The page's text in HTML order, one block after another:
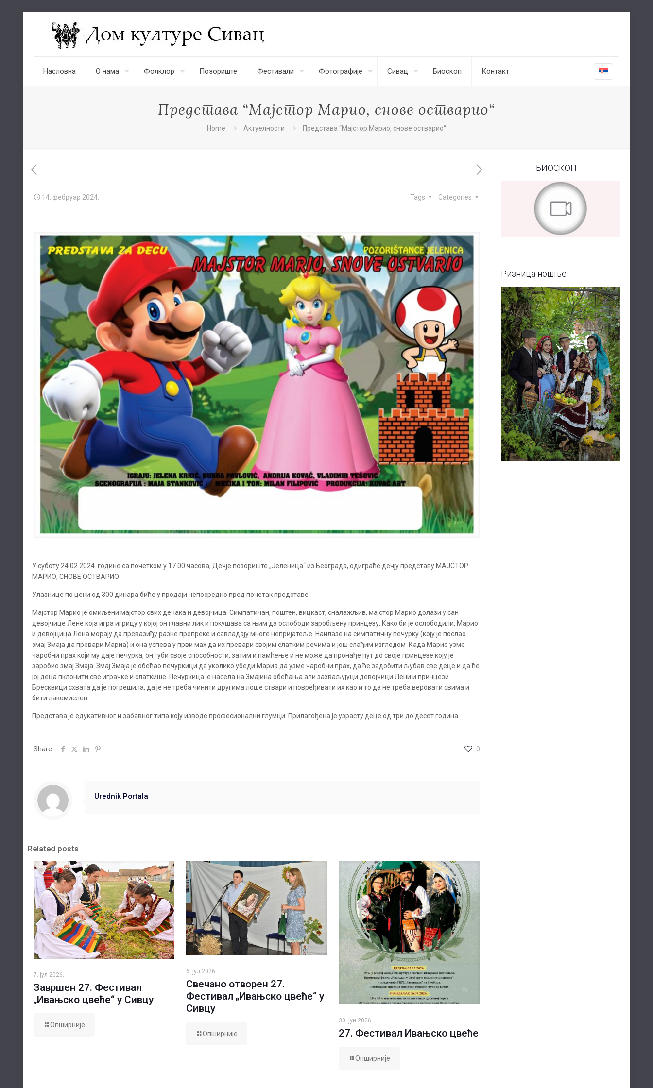
Насловна О нама Фолклор Позориште Фестивали Фотографије Сивац Биоскоп Контакт
Представа “Мајстор Марио, снове остварио“
Home Актуелности Представа “Мајстор Марио, снове остварио“
14. фебруар 2024. Categories
Tags
У суботу 24.02.2024. године са почетком у 17.00 часова, Дечје позориште „Јеленица“ из Београда, одиграће дечју представу МАЈСТОР
МАРИО, СНОВЕ ОСТВАРИО.
Улазнице по цени од 300 динара биће у продаји непосредно пред почетак представе.
Мајстор Марио је омиљени мајстор свих дечака и девојчица. Симпатичан, поштен, вицкаст, сналажљив, мајстор Марио долази у сан
девојчице Лене која игра игрицу у којој он главни лик и покушава са њим да ослободи заробљену принцезу. Како би је ослободили, Марио
и девојцица Лена морају да превазиђу разне препреке и савладају многе непријатеље. Наилазе на симпатичну печурку (коју је послао
змај Змаја да превари Мариа) и она успева у први мах да их превари својим слатким речима и још слађим изгледом .Када Марио узме
чаробни прах који му даје печурка, он губи своје способности, затим и памћење и не може да пронађе пут до своје принцезе коју је
заробио змај Змаја. Змај Змаја је обећао печуркици да уколико убеди Мариа да узме чаробни прах, да ће задобити љубав све деце и да ће
јој деца пклонити све играчке и слаткише. Печуркица је насела на Змајина обећања али захваљујуци девојчици Лени и принцези
Бресквици схвата да је погрешила, да је не треба чинити другима лоше ствари и повређивати их као и то да не треба веровати свима и
бити лакомислен.
Представа је едукативног и забавног типа коју изводе професионални глумци. Прилагођена је узрасту деце од три до десет година.
Share 0
Urednik Portala
Related posts
7. јул 2026.
Завршен 27. Фестивал
„Ивањско цвеће“ у Сивцу
Опширније
6. јул 2026.
Свечано отворен 27.
Фестивал „Ивањско цвеће“ у
Сивцу
Опширније
30. јун 2026.
27. Фестивал Ивањско цвеће
Опширније
БИОСКОП
Ризница ношње